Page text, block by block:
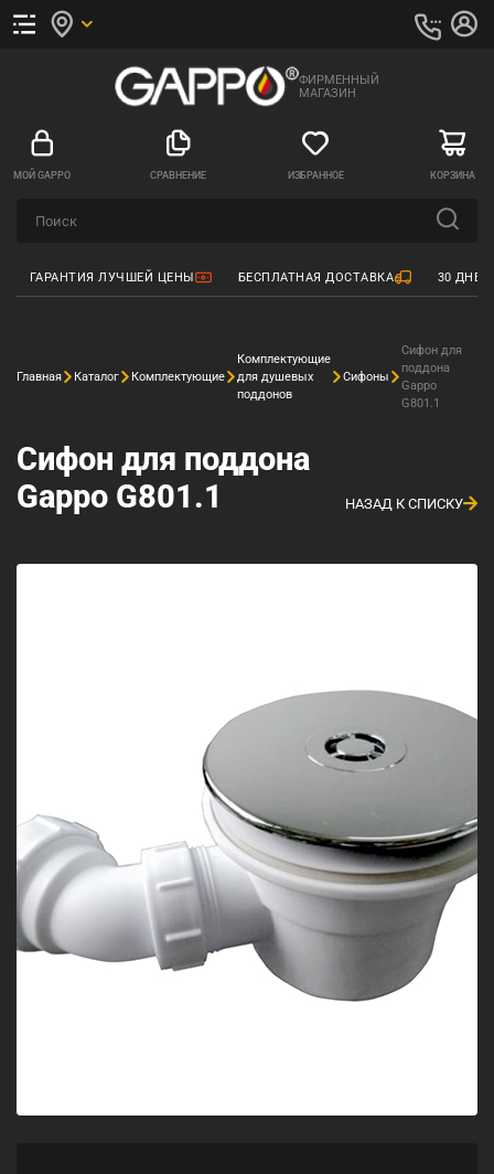
ФИРМЕННЫЙ
МАГАЗИН
МОЙ GAPPO СРАВНЕНИЕ ИЗБРАННОЕ КОРЗИНА
ГАРАНТИЯ ЛУЧШЕЙ ЦЕНЫ БЕСПЛАТНАЯ ДОСТАВКА 30
Главная Каталог Комплектующие
Комплектующие
для душевых
поддонов
Сифоны
Сифон для
поддона
Gappo
G801.1
Сифон для поддона
Gappo G801.1
НАЗАД К СПИСКУ